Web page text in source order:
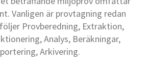
Vanligen är provtagning redan
Provberedning, Extraktion,
Analys, Beräkningar,
Arkivering.